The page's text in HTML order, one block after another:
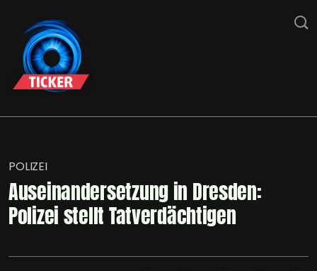
POLIZEI
Auseinandersetzung in Dresden:
Polizei stellt Tatverdächtigen